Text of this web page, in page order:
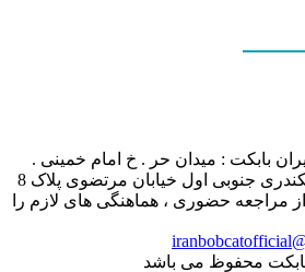
بابکت : میدان حر . خ امام خمینی .
خیابان کمالی . خیابان اسکندری جنوبی اول خیابان مرتضوی پلاک 8
مراجعه حضوری ، هماهنگی های لازم را
محفوظ می باشد